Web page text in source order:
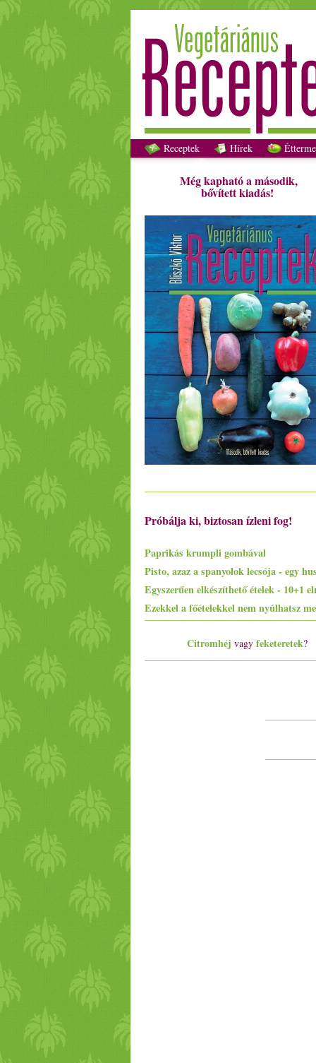
Receptek Hírek
Még kapható a második,
bővített kiadás!
Próbálja ki, biztosan ízleni fog!
Paprikás krumpli gombával
Citromhéj vagy feketeretek?